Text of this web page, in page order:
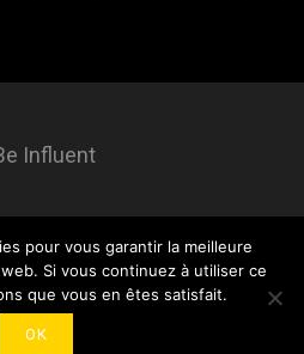
Influent
Blog Contact Mentions légales
pour vous garantir la meilleure
Si vous continuez à utiliser ce
que vous en êtes satisfait.
OK